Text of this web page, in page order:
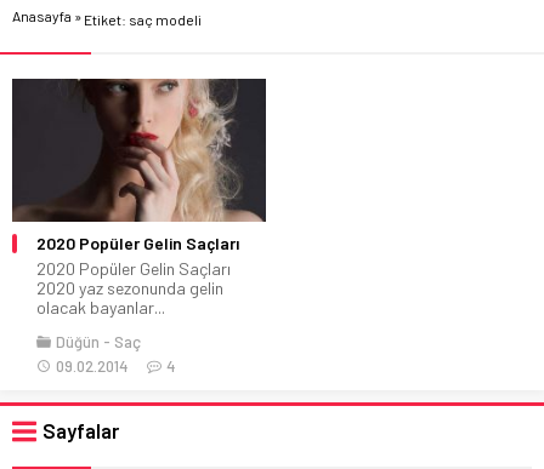
Anasayfa » Etiket: saç modeli
2020 Popüler Gelin Saçları
2020 Popüler Gelin Saçları
2020 yaz sezonunda gelin
olacak bayanlar...
Düğün
Saç
09.02.2014
4
Sayfalar